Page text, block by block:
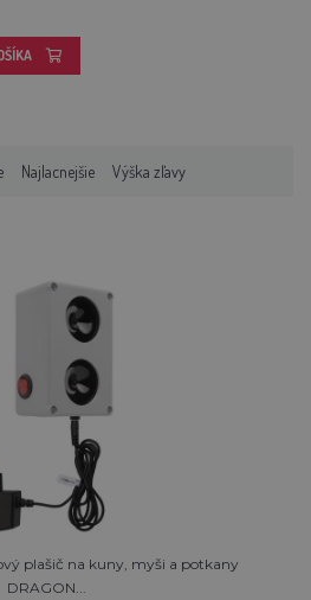
Najlacnejšie Výška zľavy
plašič na kuny, myši a potkany
DRAGON...